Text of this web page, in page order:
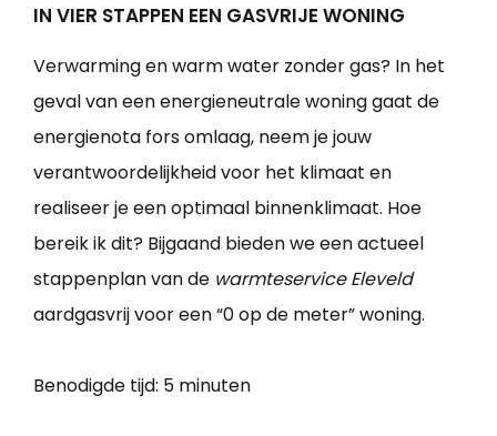
IN VIER STAPPEN EEN GASVRIJE WONING
Verwarming en warm water zonder gas? In het
geval van een energieneutrale woning gaat de
energienota fors omlaag, neem je jouw
verantwoordelijkheid voor het klimaat en
realiseer je een optimaal binnenklimaat. Hoe
bereik ik dit? Bijgaand bieden we een actueel
stappenplan van de warmteservice Eleveld
aardgasvrij voor een “0 op de meter” woning.
Benodigde tijd: 5 minuten